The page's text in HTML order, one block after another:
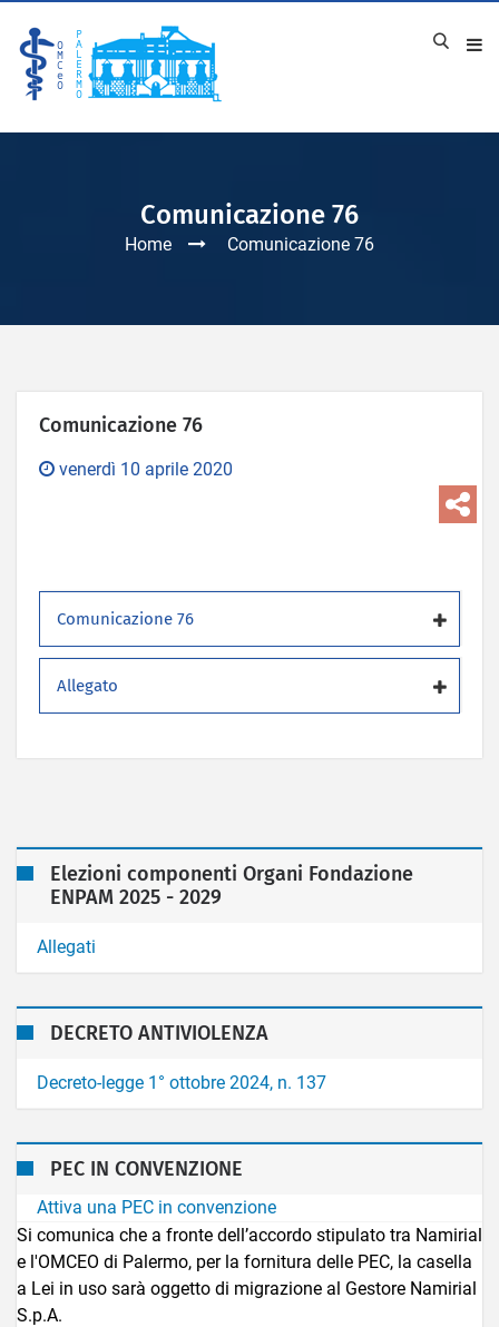
Comunicazione 76
Home Comunicazione 76
Comunicazione 76
venerdì 10 aprile 2020
Comunicazione 76
Allegato
Elezioni componenti Organi Fondazione
ENPAM 2025 - 2029
Allegati
DECRETO ANTIVIOLENZA
Decreto-legge 1° ottobre 2024, n. 137
PEC IN CONVENZIONE
Attiva una PEC in convenzione
Si comunica che a fronte dell’accordo stipulato tra Namirial
e l'OMCEO di Palermo, per la fornitura delle PEC, la casella
a Lei in uso sarà oggetto di migrazione al Gestore Namirial
S.p.A.